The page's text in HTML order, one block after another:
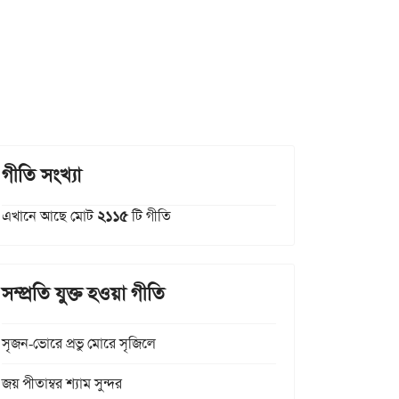
গীতি সংখ্যা
এখানে আছে মোট২১১৫টি গীতি
সম্প্রতি যুক্ত হওয়া গীতি
সৃজন-ভোরে প্রভু মোরে সৃজিলে
জয় পীতাম্বর শ্যাম সুন্দর